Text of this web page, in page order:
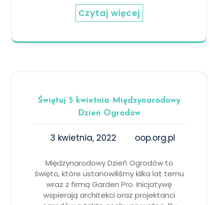
Czytaj więcej
Świętuj 5 kwietnia Międzynarodowy
Dzień Ogrodów
3 kwietnia, 2022 oop.org.pl
Międzynarodowy Dzień Ogrodów to
święto, które ustanowiliśmy kilka lat temu
wraz z firmą Garden Pro. Inicjatywę
wspierają architekci oraz projektanci